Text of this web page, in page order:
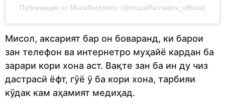
Публикация от Muzaffarzaidov (@muzaffarzaidov_official)
Мисол, аксарият бар он боваранд, ки барои
зан телефон ва интернетро муҳайё кардан ба
зарари кори хона аст. Вақте зан ба ин ду чиз
дастрасӣ ёфт, гӯё ӯ ба кори хона, тарбияи
кӯдак кам аҳамият медиҳад.